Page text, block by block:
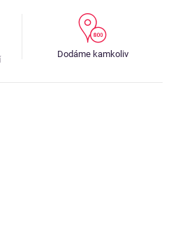
Dodáme kamkoliv